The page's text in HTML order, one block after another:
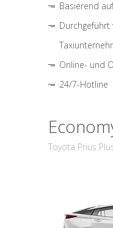
Basierend
Durchgeführt
Online- und
24/7-Hotline
Toyota Prius